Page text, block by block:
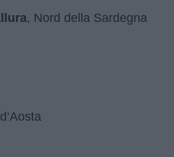
, Nord della Sardegna